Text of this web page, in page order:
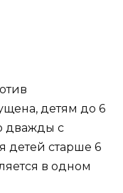
детям до 6
дважды с
детей старше 6
в одном